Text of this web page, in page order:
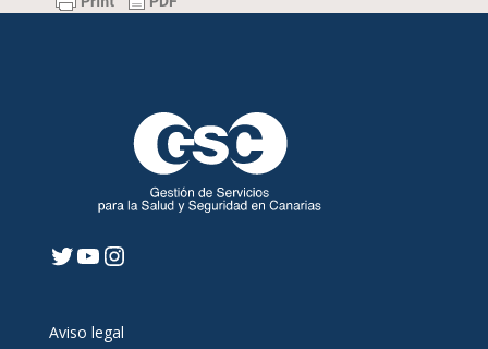
Twitter
YouTube
Instagram
Aviso legal